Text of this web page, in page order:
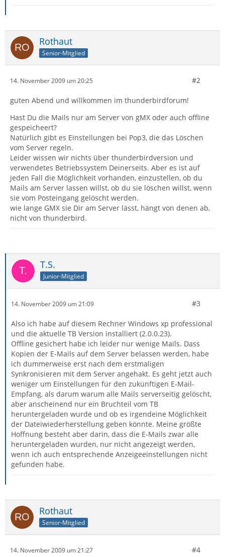
Rothaut
Senior-Mitglied
14. November 2009 um 20:25 #2
guten Abend und willkommen im thunderbirdforum!
Hast Du die Mails nur am Server von gMX oder auch offline
gespeicheert?
Natürlich gibt es Einstellungen bei Pop3, die das Löschen
vom Server regeln.
Leider wissen wir nichts über thunderbirdversion und
verwendetes Betriebssystem Deinerseits. Aber es ist auf
jeden Fall die Möglichkeit vorhanden, einzustellen, ob du
Mails am Server lassen willst, ob du sie löschen willst, wenn
sie vom Posteingang gelöscht werden.
wie lange GMX sie Dir am Server lässt, hängt von denen ab,
nicht von thunderbird.
T.S.
Junior-Mitglied
14. November 2009 um 21:09 #3
Also ich habe auf diesem Rechner Windows xp professional
und die aktuelle TB Version installiert (2.0.0.23).
Offline gesichert habe ich leider nur wenige Mails. Dass
Kopien der E-Mails auf dem Server belassen werden, habe
ich dummerweise erst nach dem erstmaligen
Synkronisieren mit dem Server angehakt. Es geht jetzt auch
weniger um Einstellungen für den zukünftigen E-Mail-
Empfang, als darum warum alle Mails serverseitig gelöscht,
aber anscheinend nur ein Bruchteil vom TB
heruntergeladen wurde und ob es irgendeine Möglichkeit
der Dateiwiederherstellung geben könnte. Meine größte
Hoffnung besteht aber darin, dass die E-Mails zwar alle
heruntergeladen wurden, nur nicht angezeigt werden,
wenn ich auch entsprechende Anzeigeeinstellungen nicht
gefunden habe.
Rothaut
Senior-Mitglied
14. November 2009 um 21:27 #4